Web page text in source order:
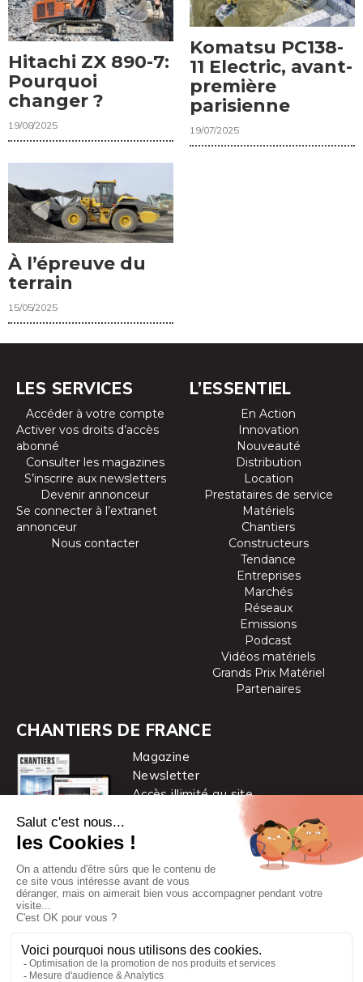
Hitachi ZX 890-7:
Pourquoi
changer ?
19/08/2025
Komatsu PC138-
11 Electric, avant-
première
parisienne
19/07/2025
À l’épreuve du
terrain
15/05/2025
LES SERVICES
Accéder à votre compte
Activer vos droits d’accès
abonné
Consulter les magazines
S’inscrire aux newsletters
Devenir annonceur
Se connecter à l’extranet
annonceur
Nous contacter
L’ESSENTIEL
En Action
Innovation
Nouveauté
Distribution
Location
Prestataires de service
Matériels
Chantiers
Constructeurs
Tendance
Entreprises
Marchés
Réseaux
Emissions
Podcast
Vidéos matériels
Grands Prix Matériel
Partenaires
CHANTIERS DE FRANCE
Magazine
Newsletter
Accès illimité au site
Chantiers de France est une marque